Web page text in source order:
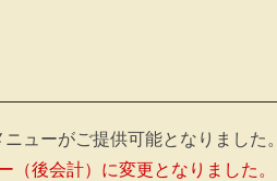
ューがご提供可能となりました。
（後会計）に変更となりました。